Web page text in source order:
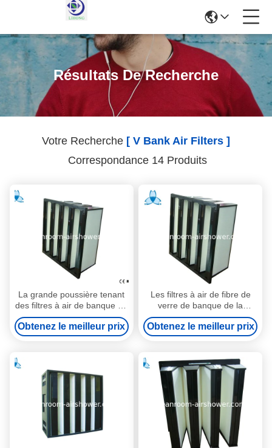
Résultats De Recherche
Votre Recherche [ V Bank Air Filters ]
Correspondance 14 Produits
La grande poussière tenant
des filtres à air de banque de
V avec le matériel de milieu
de fibre de verre
Obtenez le meilleur prix
Les filtres à air de fibre de
verre de banque de la
seconde étape V aèrent le
système de ventilation
592x490x292
Obtenez le meilleur prix